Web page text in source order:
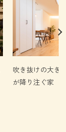
吹き抜けの大き
が降り注ぐ家